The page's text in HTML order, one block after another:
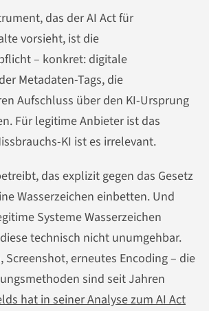
das der AI Act für
vorsieht, ist die
– konkret: digitale
Metadaten-Tags, die
Aufschluss über den KI-Ursprung
Für legitime Anbieter ist das
KI ist es irrelevant.
das explizit gegen das Gesetz
Wasserzeichen einbetten. Und
Systeme Wasserzeichen
technisch nicht unumgehbar.
erneutes Encoding – die
sind seit Jahren
hat in seiner Analyse zum AI Act